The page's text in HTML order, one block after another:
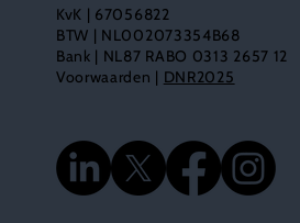
KvK | 67056822
BTW | NL002073354B68
Bank | NL87 RABO 0313 2657 12
Voorwaarden | DNR2025